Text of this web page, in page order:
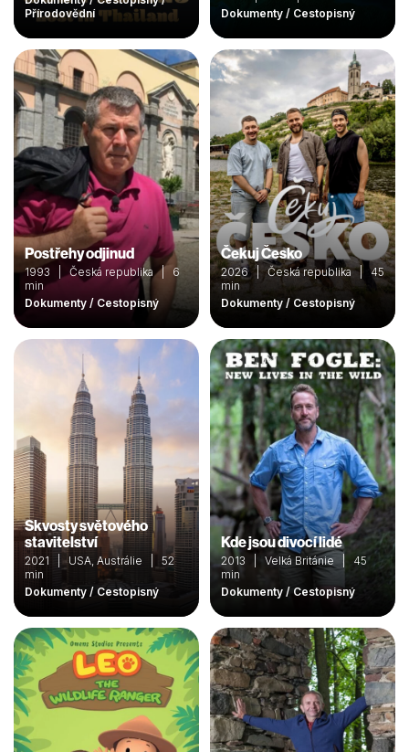
Přírodovědní
Dokumenty / Cestopisný
Postřehy odjinud
1993 | Česká republika | 6
min
Dokumenty / Cestopisný
Čekuj Česko
2026 | Česká republika | 45
min
Dokumenty / Cestopisný
Skvosty světového
stavitelství
2021 | USA, Austrálie | 52
min
Dokumenty / Cestopisný
Kde jsou divocí lidé
2013 | Velká Británie | 45
min
Dokumenty / Cestopisný